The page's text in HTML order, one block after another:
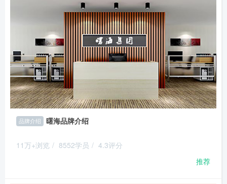
品牌介绍 曙海品牌介绍
11万+浏览 / 8552学员 / 4.3评分
推荐